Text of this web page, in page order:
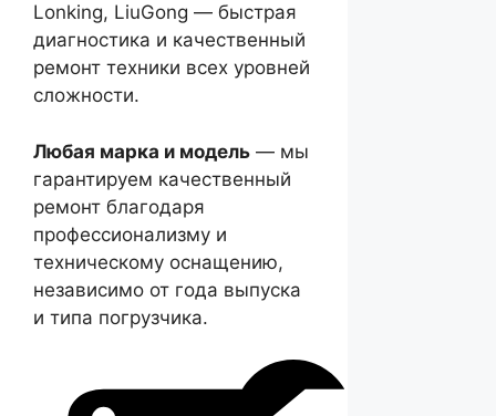
Lonking, LiuGong — быстрая
диагностика и качественный
ремонт техники всех уровней
сложности.
Любая марка и модель — мы
гарантируем качественный
ремонт благодаря
профессионализму и
техническому оснащению,
независимо от года выпуска
и типа погрузчика.